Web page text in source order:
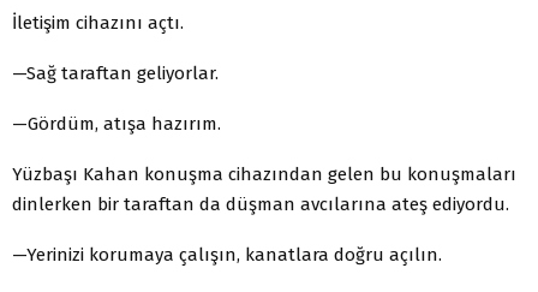
İletişim cihazını açtı.
—Sağ taraftan geliyorlar.
—Gördüm, atışa hazırım.
Yüzbaşı Kahan konuşma cihazından gelen bu konuşmaları
dinlerken bir taraftan da düşman avcılarına ateş ediyordu.
—Yerinizi korumaya çalışın, kanatlara doğru açılın.